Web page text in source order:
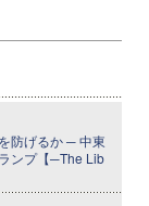
防げるか ─ 中東
ンプ【─The Lib